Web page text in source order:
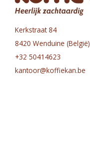
Kerkstraat 84
8420 Wenduine (België)
+32 50414623
kantoor@koffiekan.be